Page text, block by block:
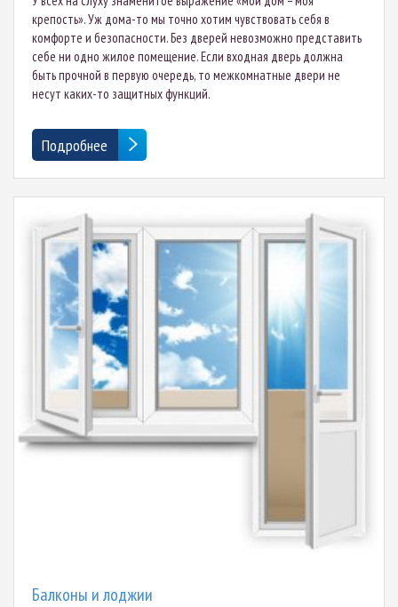
крепость». Уж дома-то мы точно хотим чувствовать себя в
комфорте и безопасности. Без дверей невозможно представить
себе ни одно жилое помещение. Если входная дверь должна
быть прочной в первую очередь, то межкомнатные двери не
несут каких-то защитных функций.
Подробнее
Балконы и лоджии